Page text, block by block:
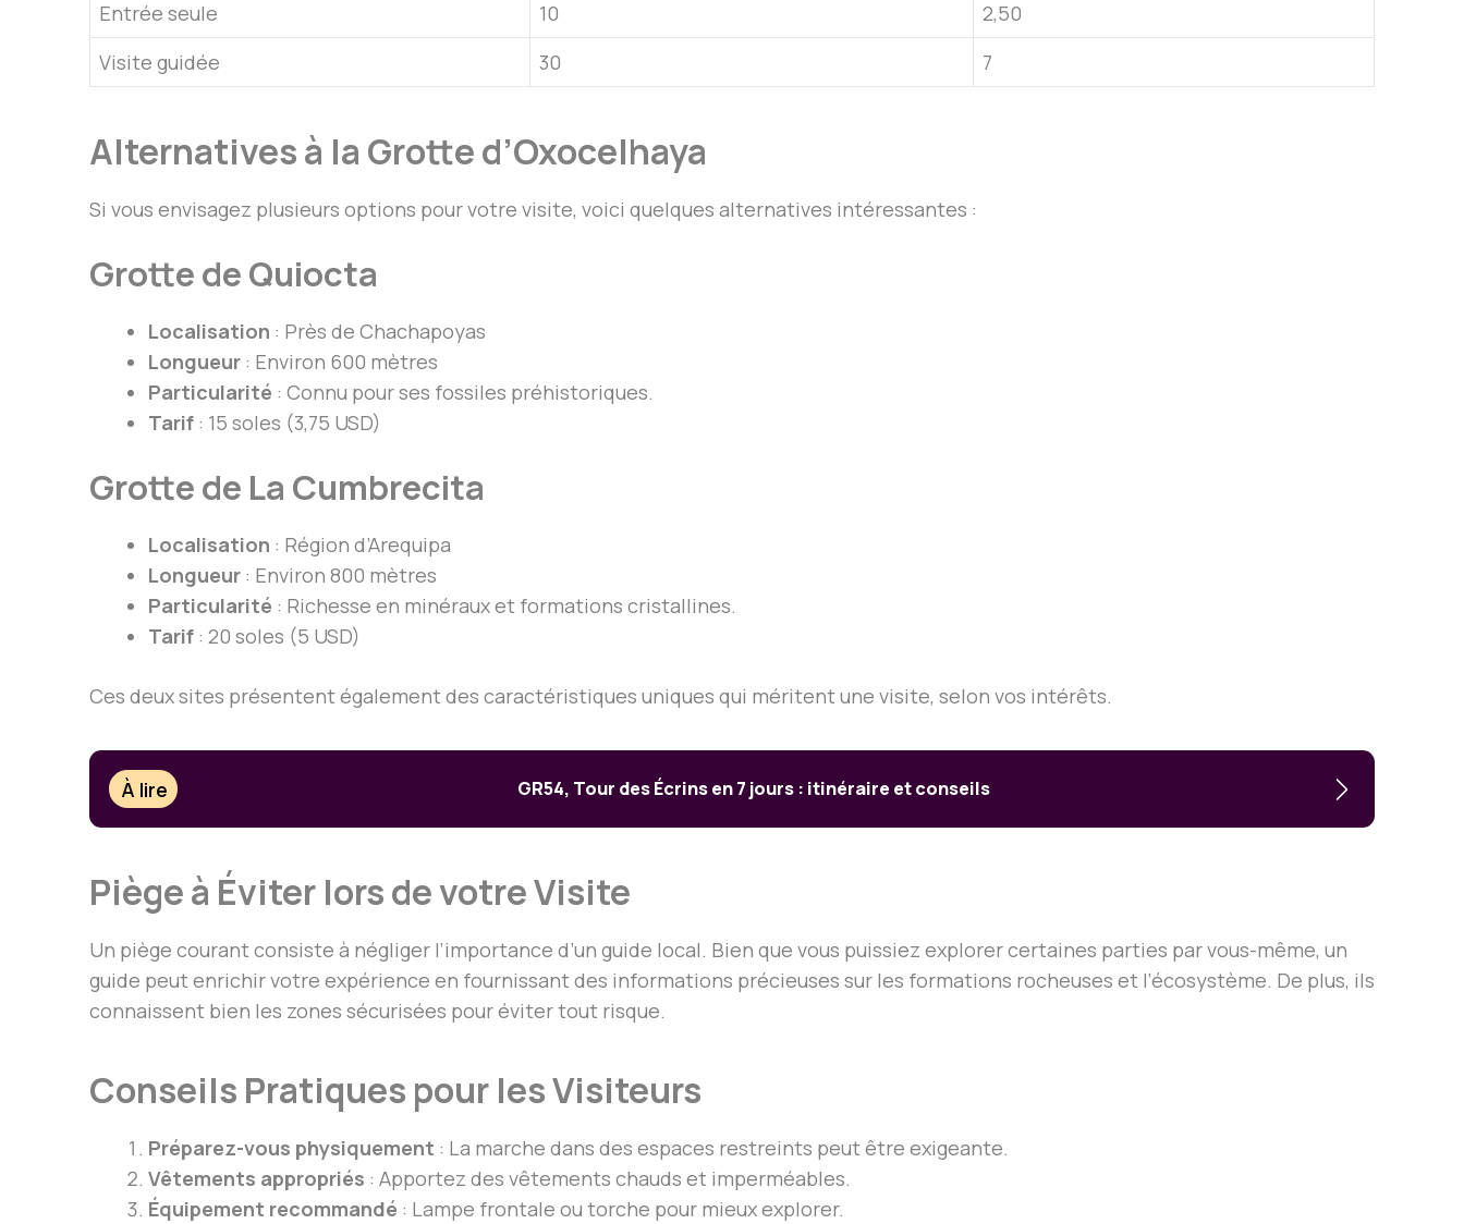
Entrée seule
10
2,50
Visite guidée
30 7
Alternatives à la Grotte d’Oxocelhaya
Si vous envisagez plusieurs options pour votre visite, voici quelques alternatives intéressantes :
Grotte de Quiocta
Localisation : Près de Chachapoyas
Longueur : Environ 600 mètres
Particularité : Connu pour ses fossiles préhistoriques.
Tarif : 15 soles (3,75 USD)
Grotte de La Cumbrecita
Localisation : Région d’Arequipa
Longueur : Environ 800 mètres
Particularité : Richesse en minéraux et formations cristallines.
Tarif : 20 soles (5 USD)
Ces deux sites présentent également des caractéristiques uniques qui méritent une visite, selon vos intérêts.
À lire GR54, Tour des Écrins en 7 jours : itinéraire et conseils
Piège à Éviter lors de votre Visite
Un piège courant consiste à négliger l’importance d’un guide local. Bien que vous puissiez explorer certaines parties par vous-même, un
guide peut enrichir votre expérience en fournissant des informations précieuses sur les formations rocheuses et l’écosystème. De plus, ils
connaissent bien les zones sécurisées pour éviter tout risque.
Conseils Pratiques pour les Visiteurs
Préparez-vous physiquement : La marche dans des espaces restreints peut être exigeante.
Vêtements appropriés : Apportez des vêtements chauds et imperméables.
Équipement recommandé : Lampe frontale ou torche pour mieux explorer.